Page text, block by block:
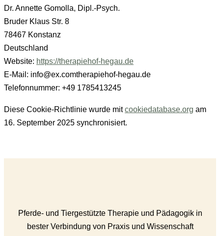
Dr. Annette Gomolla, Dipl.-Psych.
Bruder Klaus Str. 8
78467 Konstanz
Deutschland
Website: https://therapiehof-hegau.de
E-Mail: info@ex.comtherapiehof-hegau.de
Telefonnummer: +49 1785413245
Diese Cookie-Richtlinie wurde mitcookiedatabase.org am
16. September 2025 synchronisiert.
Pferde- und Tiergestützte Therapie und Pädagogik in
bester Verbindung von Praxis und Wissenschaft